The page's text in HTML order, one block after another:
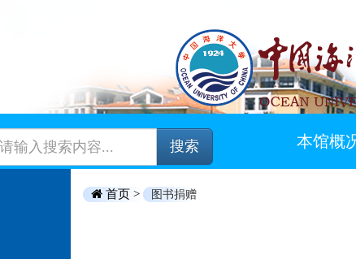
搜索 本馆概
首页 > 图书捐赠